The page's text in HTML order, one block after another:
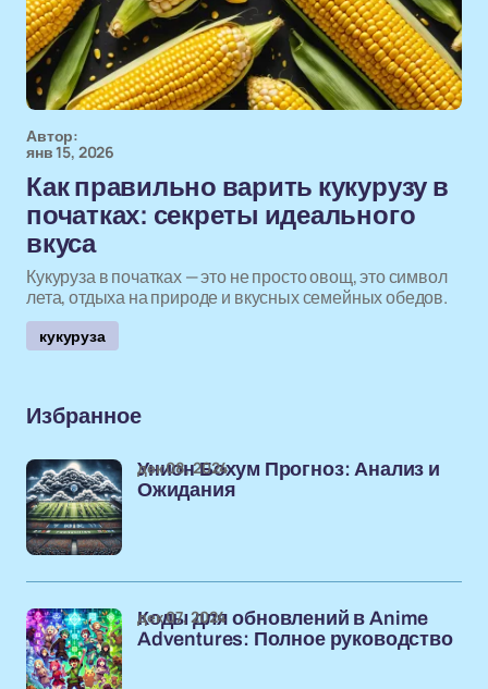
Автор:
янв 15, 2026
Как правильно варить кукурузу в
початках: секреты идеального
вкуса
Кукуруза в початках — это не просто овощ, это символ
лета, отдыха на природе и вкусных семейных обедов.
кукуруза
Избранное
Унион Бохум Прогноз: Анализ и
Ожидания
дек 08, 2024
Коды для обновлений в Anime
Adventures: Полное руководство
дек 07, 2024